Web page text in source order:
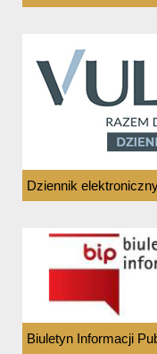
Dziennik
Biuletyn Informacji